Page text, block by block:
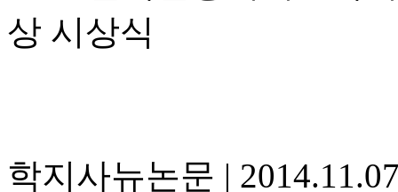
상 시상식
학지사뉴논문 |